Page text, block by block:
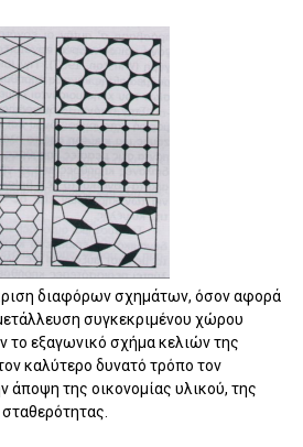
διαφόρων σχημάτων, όσον αφορά
συγκεκριμένου χώρου
το εξαγωνικό σχήμα κελιών της
καλύτερο δυνατό τρόπο τον
άποψη της οικονομίας υλικού, της